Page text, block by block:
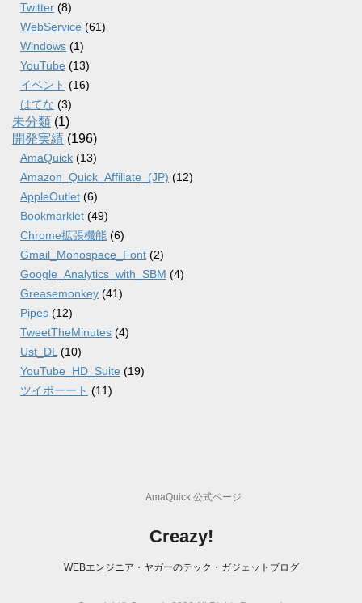
Twitter (8)
WebService (61)
Windows (1)
YouTube (13)
イベント (16)
はてな (3)
未分類 (1)
開発実績 (196)
AmaQuick (13)
Amazon_Quick_Affiliate_(JP) (12)
AppleOutlet (6)
Bookmarklet (49)
Chrome拡張機能 (6)
Gmail_Monospace_Font (2)
Google_Analytics_with_SBM (4)
Greasemonkey (41)
Pipes (12)
TweetTheMinutes (4)
Ust_DL (10)
YouTube_HD_Suite (19)
ツイポーート (11)
AmaQuick 公式ページ
Creazy!
WEBエンジニア・ヤガーのテック・ガジェットブログ